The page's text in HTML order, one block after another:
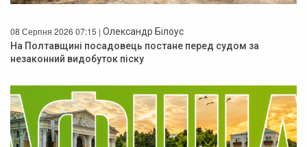
08 Серпня 2026 07:15 | Олександр Білоус
На Полтавщині посадовець постане перед судом за
незаконний видобуток піску